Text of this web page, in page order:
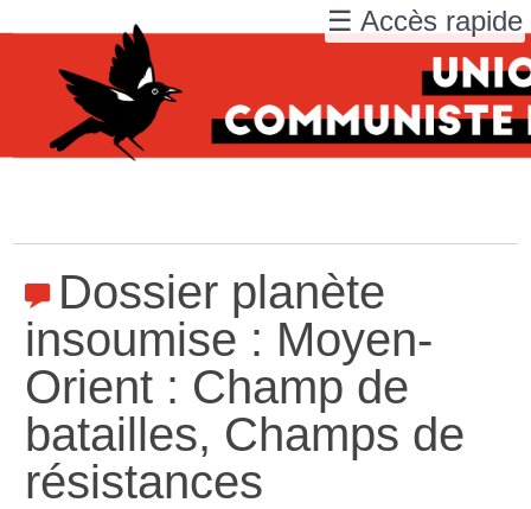
Dossier planète
insoumise : Moyen-
Orient : Champ de
batailles, Champs de
résistances
☰ Accès rapide